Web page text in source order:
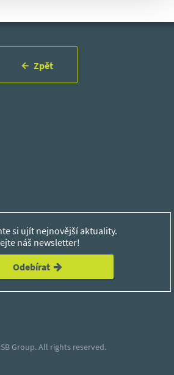
Zpět
si ujít nejnovější aktuality.
náš newsletter!
Odebírat
Group.All rights reserved.